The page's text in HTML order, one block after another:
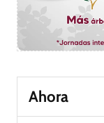
Ahora